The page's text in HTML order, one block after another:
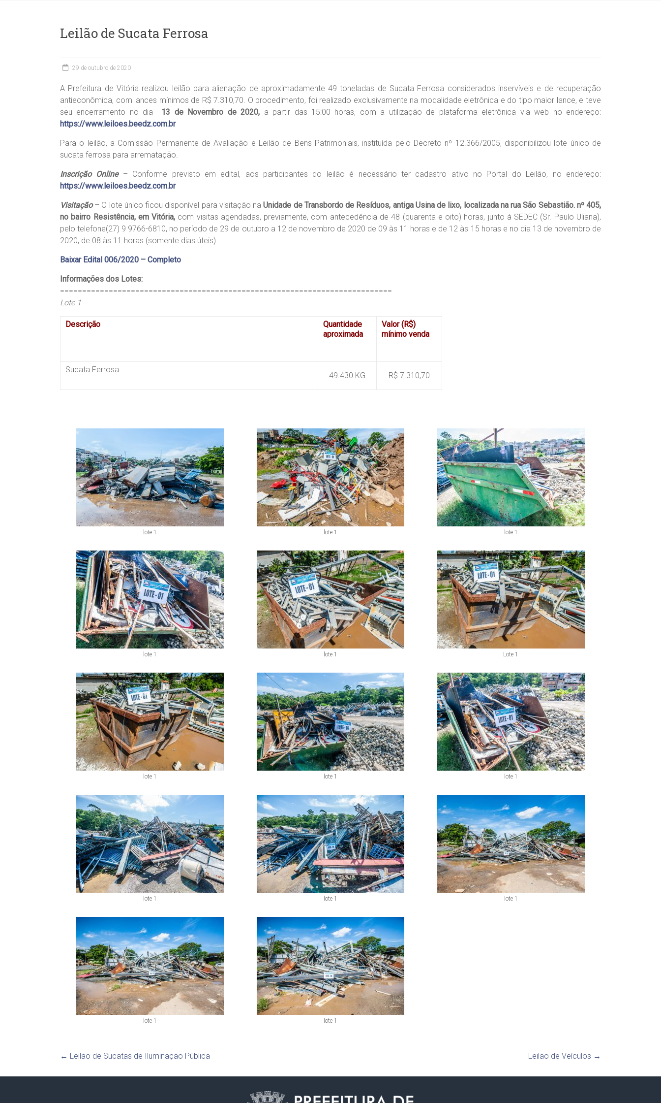
Leilão de Sucata Ferrosa
29 de outubro de 2020
A Prefeitura de Vitória realizou leilão para alienação de aproximadamente 49 toneladas de Sucata Ferrosa considerados inservíveis e de recuperação
antieconômica, com lances mínimos de R$ 7.310,70. O procedimento, foi realizado exclusivamente na modalidade eletrônica e do tipo maior lance, e teve
seu encerramento no dia
13 de Novembro de 2020, a partir das 15:00 horas, com a utilização de plataforma eletrônica via web no endereço:
https://www.leiloes.beedz.com.br
Para o leilão, a Comissão Permanente de Avaliação e Leilão de Bens Patrimoniais, instituída pelo Decreto nº 12.366/2005, disponibilizou lote único de
sucata ferrosa para arrematação.
Inscrição Online– Conforme previsto em edital, aos participantes do leilão é necessário ter cadastro ativo no Portal do Leilão, no endereço:
https://www.leiloes.beedz.com.br
Visitação– O lote único ficou disponível para visitação naUnidade de Transbordo de Resíduos, antiga Usina de lixo, localizada na rua São Sebastião. nº 405,
no bairro Resistência, em Vitória, com visitas agendadas, previamente, com antecedência de 48 (quarenta e oito) horas, junto à SEDEC (Sr. Paulo Uliana),
pelo telefone(27) 9 9766-6810, no período de 29 de outubro a 12 de novembro de 2020 de 09 às 11 horas e de 12 às 15 horas e no dia 13 de novembro de
2020, de 08 às 11 horas (somente dias úteis)
Baixar Edital 006/2020 – Completo
Informações dos Lotes:
===========================================================================
Lote 1
Descrição
Quantidade
aproximada
Valor (R$)
mínimo venda
Sucata Ferrosa
49.430 KG R$ 7.310,70
lote 1 lote 1 lote 1
lote 1 lote 1 Lote 1
lote 1 lote 1 lote 1
lote 1 lote 1 lote 1
lote 1 lote 1
← Leilão de Sucatas de Iluminação Pública Leilão de Veículos →